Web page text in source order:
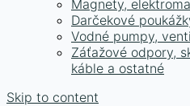
Magnety,
Darčekové
Vodné pumpy,
Záťažové odpory,
káble a ostatné
Skip to content